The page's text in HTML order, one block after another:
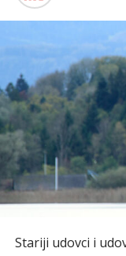
Stariji udovci i